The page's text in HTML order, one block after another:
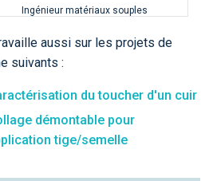
Ingénieur matériaux souples
aussi sur les projets de
suivants :
du toucher d'un cuir
démontable pour
tige/semelle